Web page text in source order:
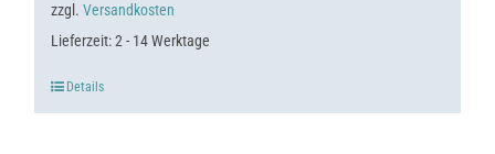
zzgl. Versandkosten
Lieferzeit:2 - 14 Werktage
Details